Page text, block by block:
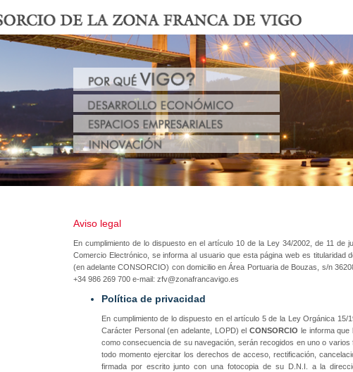
Aviso legal
En cumplimiento de lo dispuesto en el artículo 10 de la Ley 34/2002, de 11 de
Comercio Electrónico, se informa al usuario que esta página web es titularidad
(en adelante CONSORCIO) con domicilio en Área Portuaria de Bouzas, s/n
+34 986 269 700 e-mail: zfv@zonafrancavigo.es
Política de privacidad
En cumplimiento de lo dispuesto en el artículo 5 de la Ley Orgánica
Carácter Personal (en adelante, LOPD) elCONSORCIO le informa
como consecuencia de su navegación, serán recogidos en uno o
todo momento ejercitar los derechos de acceso, rectificación,
firmada por escrito junto con una fotocopia de su D.N.I. a la